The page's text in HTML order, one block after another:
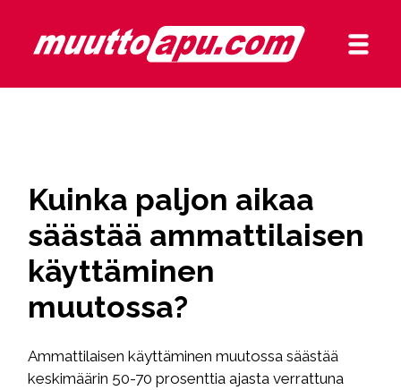
Kuinka paljon aikaa
säästää ammattilaisen
käyttäminen
muutossa?
Ammattilaisen käyttäminen muutossa säästää
keskimäärin 50-70 prosenttia ajasta verrattuna